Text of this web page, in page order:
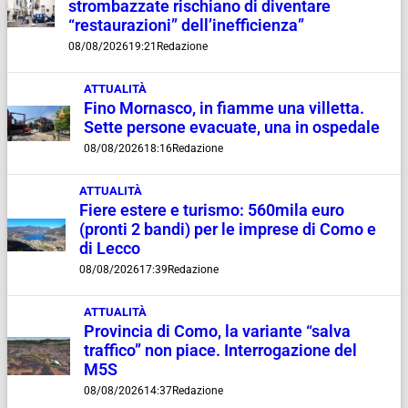
strombazzate rischiano di diventare
“restaurazioni” dell’inefficienza”
08/08/202619:21 Redazione
ATTUALITÀ
Fino Mornasco, in fiamme una villetta.
Sette persone evacuate, una in ospedale
08/08/202618:16Redazione
ATTUALITÀ
Fiere estere e turismo: 560mila euro
(pronti 2 bandi) per le imprese di Como e
di Lecco
08/08/202617:39 Redazione
ATTUALITÀ
Provincia di Como, la variante “salva
traffico” non piace. Interrogazione del
M5S
08/08/202614:37Redazione